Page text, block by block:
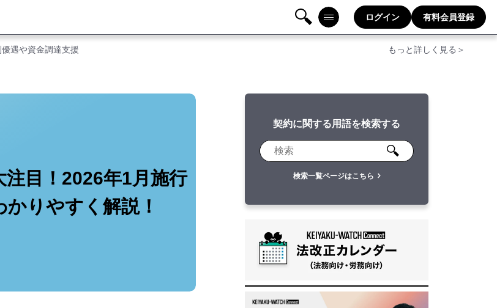
検
メニ
ログイン 有料会員登録
遇や資金調達支援 もっと詳しく見る＞
注目！2026年1月施行
りやすく解説！
契約に関する用語を検索する
検索一覧ページはこちら